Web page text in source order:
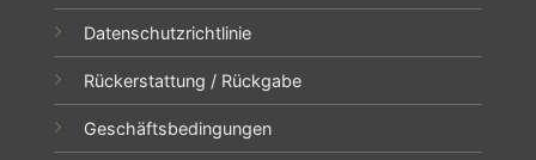
Datenschutzrichtlinie
Rückerstattung / Rückgabe
Geschäftsbedingungen